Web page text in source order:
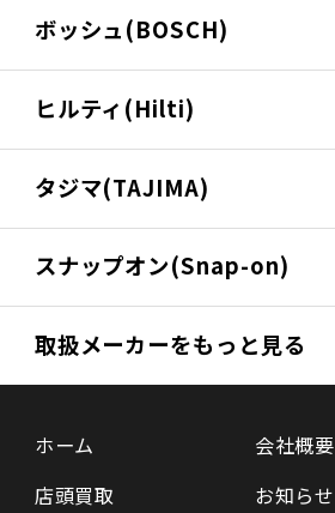
ボッシュ(BOSCH)
ヒルティ(Hilti)
タジマ(TAJIMA)
スナップオン(Snap-on)
取扱メーカーをもっと見る
ホーム
店頭買取
会社概要
お知らせ